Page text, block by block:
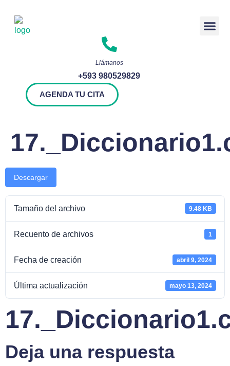
Llámanos
+593 980529829
AGENDA TU CITA
Descargar
Tamaño del archivo 9.48 KB
Recuento de archivos 1
Fecha de creación abril 9, 2024
Última actualización mayo 13, 2024
Deja una respuesta